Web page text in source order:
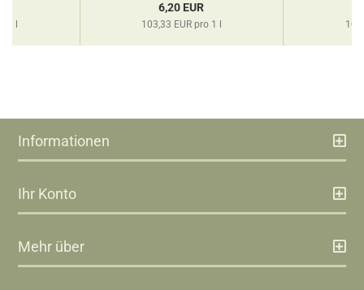
6,20 EUR
103,33 EUR pro 1 l
Informationen
Ihr Konto
Mehr über